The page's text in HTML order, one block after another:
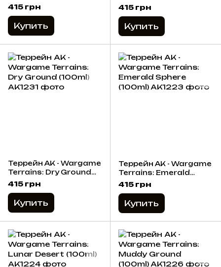
Earth (100ml)
415 грн
Купить
(100ml)
415 грн
Купить
Террейн AK - Wargame
Terrains: Dry Ground
(100ml)
415 грн
Купить
Террейн AK - Wargame
Terrains: Emerald
Sphere (100ml)
415 грн
Купить